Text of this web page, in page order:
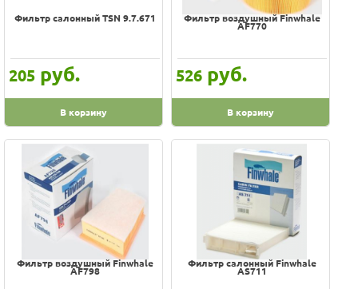
Фильтр салонный TSN 9.7.671
205 руб.
В корзину
Фильтр воздушный Finwhale
AF770
526 руб.
В корзину
Фильтр воздушный Finwhale
AF798
Фильтр салонный Finwhale
AS711